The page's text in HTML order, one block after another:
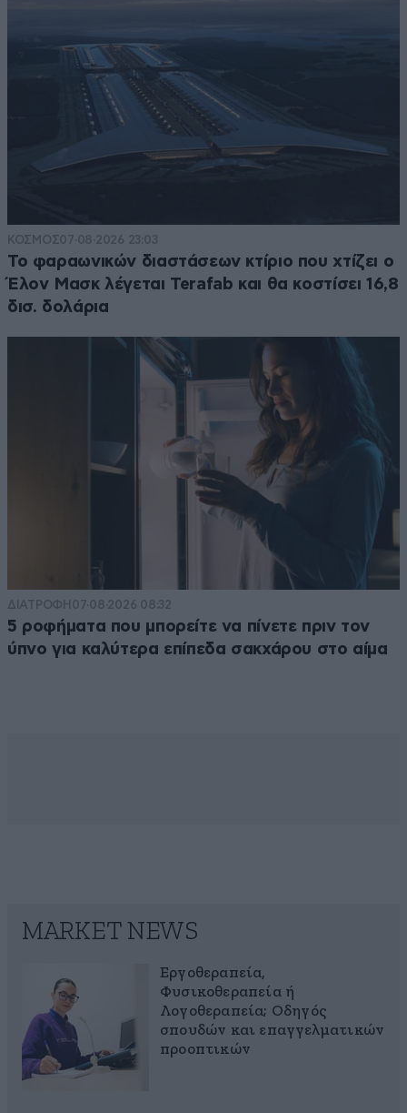
ΚΟΣΜΟΣ07·08·2026 23:03
Το φαραωνικών διαστάσεων κτίριο που χτίζει ο
Έλον Μασκ λέγεται Terafab και θα κοστίσει 16,8
δισ. δολάρια
ΔΙΑΤΡΟΦΗ 07·08·2026 08:32
5 ροφήματα που μπορείτε να πίνετε πριν τον
ύπνο για καλύτερα επίπεδα σακχάρου στο αίμα
MARKET NEWS
Εργοθεραπεία,
Φυσικοθεραπεία ή
Λογοθεραπεία; Οδηγός
σπουδών και επαγγελματικών
προοπτικών